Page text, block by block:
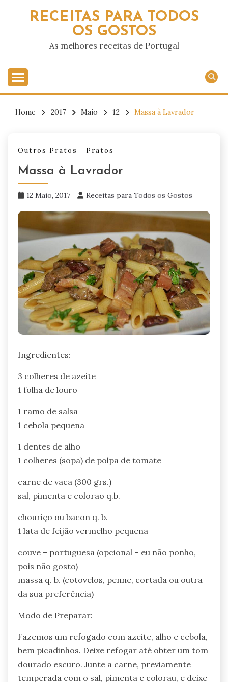
RECEITAS PARA TODOS
OS GOSTOS
As melhores receitas de Portugal
Home 2017 Maio 12 Massa à Lavrador
Outros Pratos Pratos
Massa à Lavrador
12 Maio, 2017 Receitas para Todos os Gostos
Ingredientes:
3 colheres de azeite
1 folha de louro
1 ramo de salsa
1 cebola pequena
1 dentes de alho
1 colheres (sopa) de polpa de tomate
carne de vaca (300 grs.)
sal, pimenta e colorao q.b.
chouriço ou bacon q. b.
1 lata de feijão vermelho pequena
couve – portuguesa (opcional – eu não ponho,
pois não gosto)
massa q. b. (cotovelos, penne, cortada ou outra
da sua preferência)
Modo de Preparar:
Fazemos um refogado com azeite, alho e cebola,
bem picadinhos. Deixe refogar até obter um tom
dourado escuro. Junte a carne, previamente
temperada com o sal, pimenta e colorau, e deixe